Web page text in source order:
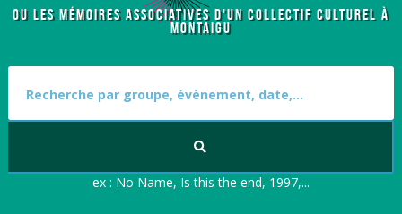
OU LES MÉMOIRES ASSOCIATIVES D'UN COLLECTIF CULTUREL À
MONTAIGU
ex : No Name, Is this the end, 1997,...